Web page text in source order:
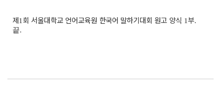
제1 회 서울대학교 언어교육원 한국어 말하기대회 원고 양식 1부.
끝.